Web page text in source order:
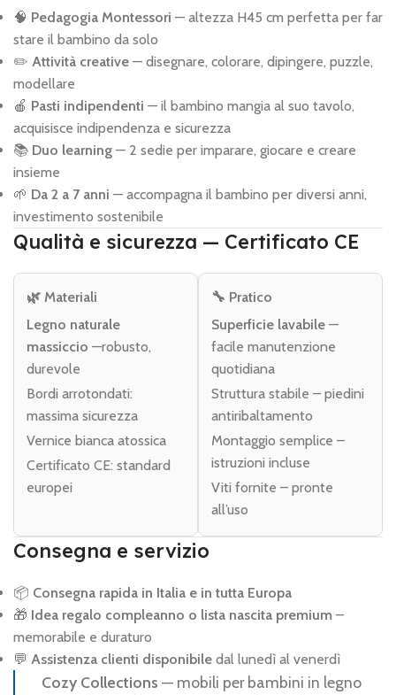
🧠 Pedagogia Montessori — altezza H45 cm perfetta per far
stare il bambino da solo
✏️ Attività creative — disegnare, colorare, dipingere, puzzle,
modellare
🍎 Pasti indipendenti — il bambino mangia al suo tavolo,
acquisisce indipendenza e sicurezza
📚 Duo learning — 2 sedie per imparare, giocare e creare
insieme
🌱 Da 2 a 7 anni — accompagna il bambino per diversi anni,
investimento sostenibile
Qualità e sicurezza — Certificato CE
🌿 Materiali
Legno naturale
massiccio —robusto,
durevole
Bordi arrotondati:
massima sicurezza
Vernice bianca atossica
Certificato CE: standard
europei
🔧 Pratico
Superficie lavabile —
facile manutenzione
quotidiana
Struttura stabile – piedini
antiribaltamento
Montaggio semplice –
istruzioni incluse
Viti fornite – pronte
all’uso
Consegna e servizio
📦 Consegna rapida in Italia e in tutta Europa
🎁 Idea regalo compleanno o lista nascita premium –
memorabile e duraturo
💬 Assistenza clienti disponibile dal lunedì al venerdì
Cozy Collections — mobili per bambini in legno